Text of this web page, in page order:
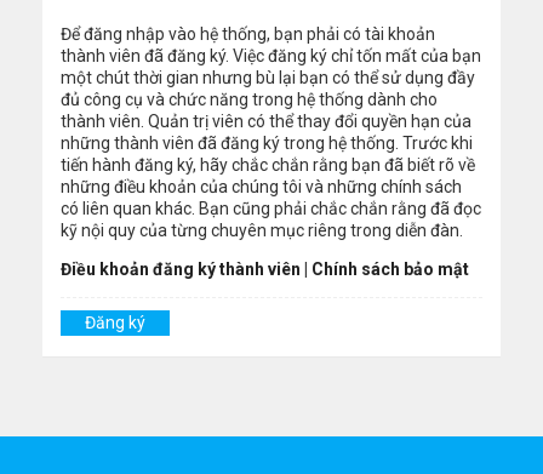
Để đăng nhập vào hệ thống, bạn phải có tài khoản
thành viên đã đăng ký. Việc đăng ký chỉ tốn mất của bạn
một chút thời gian nhưng bù lại bạn có thể sử dụng đầy
đủ công cụ và chức năng trong hệ thống dành cho
thành viên. Quản trị viên có thể thay đổi quyền hạn của
những thành viên đã đăng ký trong hệ thống. Trước khi
tiến hành đăng ký, hãy chắc chắn rằng bạn đã biết rõ về
những điều khoản của chúng tôi và những chính sách
có liên quan khác. Bạn cũng phải chắc chắn rằng đã đọc
kỹ nội quy của từng chuyên mục riêng trong diễn đàn.
Điều khoản đăng ký thành viên
Chính sách bảo mật
Đăng ký